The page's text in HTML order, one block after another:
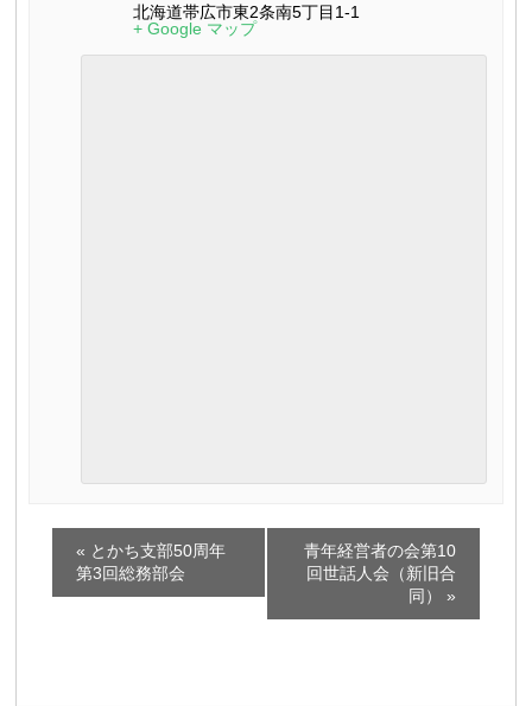
北海道帯広市東2条南5丁目1-1
+ Google マップ
ベ
ン
« とかち支部50周年
第3回総務部会
青年経営者の会第10
回世話人会（新旧合
同） »